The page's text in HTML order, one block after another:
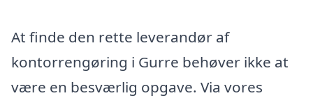
At finde den rette leverandør af
kontorrengøring i Gurre behøver ikke at
være en besværlig opgave. Via vores